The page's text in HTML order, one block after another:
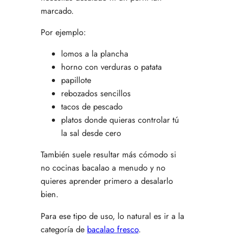
marcado.
Por ejemplo:
lomos a la plancha
horno con verduras o patata
papillote
rebozados sencillos
tacos de pescado
platos donde quieras controlar tú
la sal desde cero
También suele resultar más cómodo si
no cocinas bacalao a menudo y no
quieres aprender primero a desalarlo
bien.
Para ese tipo de uso, lo natural es ir a la
categoría de bacalao fresco.